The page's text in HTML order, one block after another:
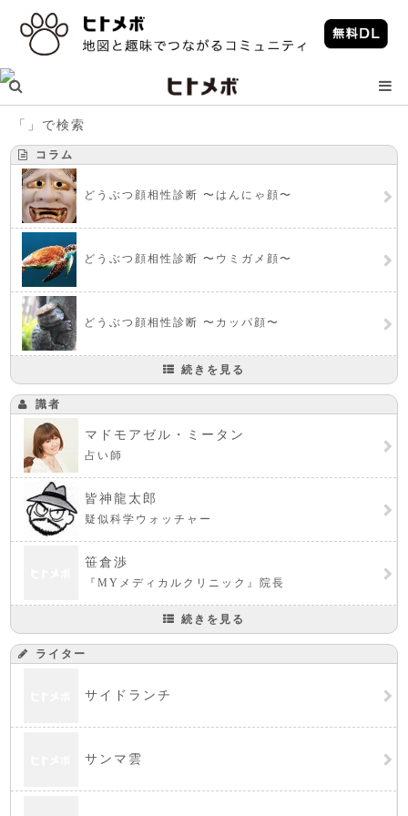
「」で検索
コラム
どうぶつ顔相性診断 〜はんにゃ顔〜
どうぶつ顔相性診断 〜ウミガメ顔〜
どうぶつ顔相性診断 〜カッパ顔〜
続きを見る
識者
マドモアゼル・ミータン
占い師
皆神龍太郎
疑似科学ウォッチャー
笹倉渉
『MYメディカルクリニック』院長
続きを見る
ライター
サイドランチ
サンマ雲